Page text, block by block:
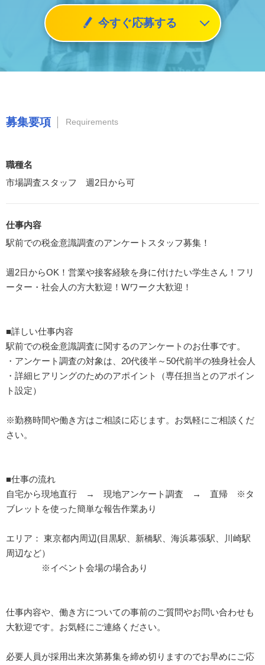
今すぐ応募する
募集要項 Requirements
職種名
市場調査スタッフ 週2日から可
仕事内容
駅前での税金意識調査のアンケートスタッフ募集！
週2日からOK！営業や接客経験を身に付けたい学生さん！フリ
ーター・社会人の方大歓迎！Wワーク大歓迎！
■詳しい仕事内容
駅前での税金意識調査に関するのアンケートのお仕事です。
・アンケート調査の対象は、20代後半～50代前半の独身社会人
・詳細ヒアリングのためのアポイント（専任担当とのアポイン
ト設定）
※勤務時間や働き方はご相談に応じます。お気軽にご相談くだ
さい。
■仕事の流れ
自宅から現地直行 → 現地アンケート調査 → 直帰 ※タ
ブレットを使った簡単な報告作業あり
エリア： 東京都内周辺(目黒駅、新橋駅、海浜幕張駅、川崎駅
周辺など）
※イベント会場の場合あり
仕事内容や、働き方についての事前のご質問やお問い合わせも
大歓迎です。お気軽にご連絡ください。
必要人員が採用出来次第募集を締め切りますのでお早めにご応